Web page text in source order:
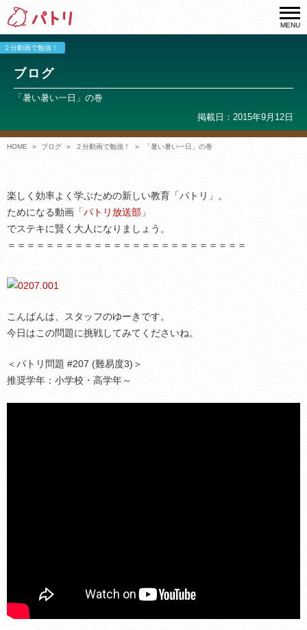
MENU
２分動画で勉強！
ブログ
「暑い暑い一日」の巻
掲載日：2015年9月12日
HOME ブログ ２分動画で勉強！ 「暑い暑い一日」の巻
楽しく効率よく学ぶための新しい教育「パトリ」。
ためになる動画 「パトリ放送部」
でステキに賢く大人になりましょう。
＝＝＝＝＝＝＝＝＝＝＝＝＝＝＝＝＝＝＝＝＝＝＝＝＝
こんばんは、スタッフのゆーきです。
今日はこの問題に挑戦してみてくださいね。
＜パトリ問題 #207 (難易度3)＞
推奨学年：小学校・高学年～